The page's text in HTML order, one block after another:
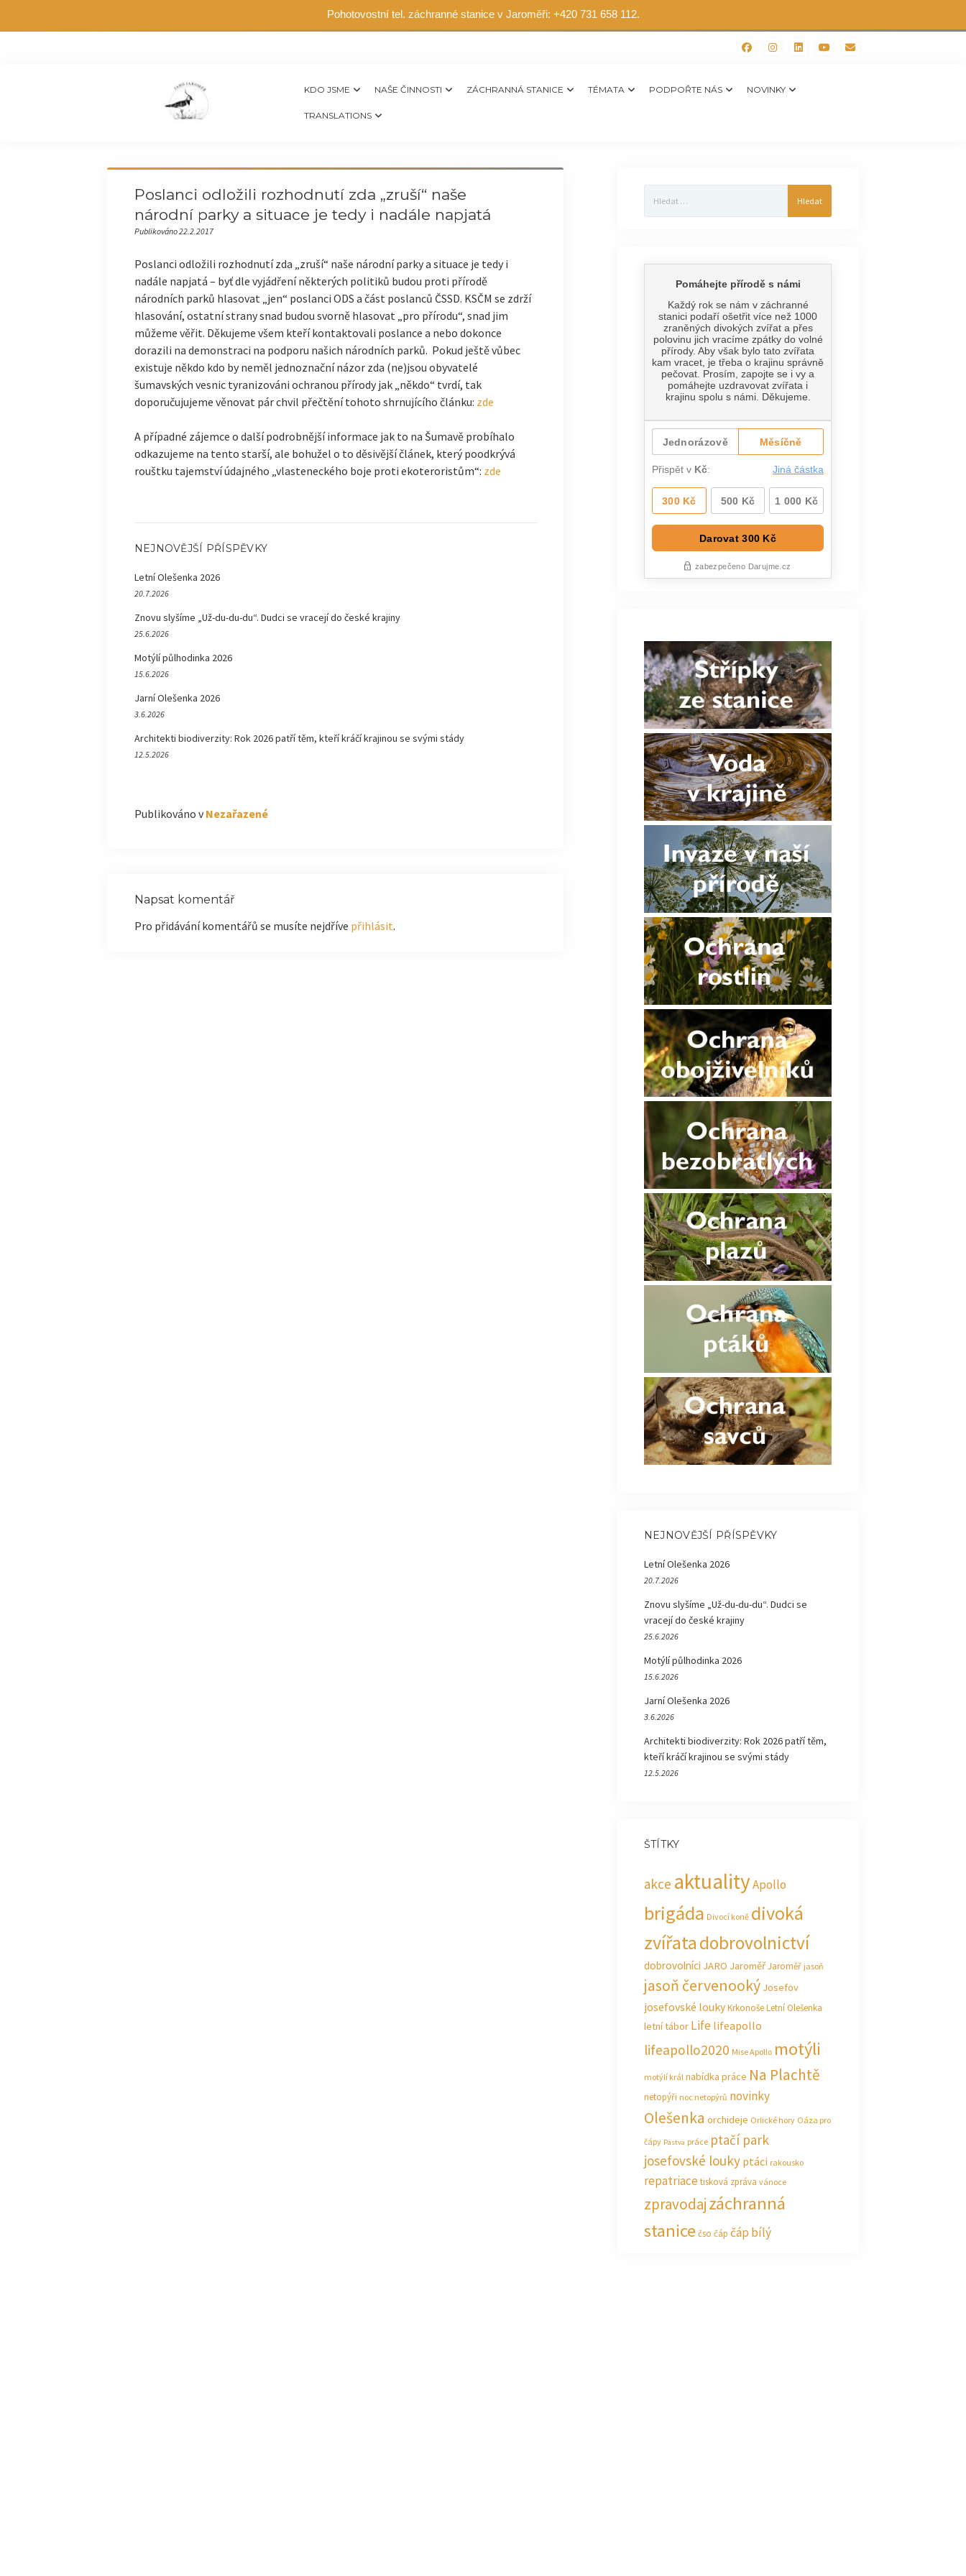
Pohotovostní tel. záchranné stanice v Jaroměři: +420 731 658 112.
KDO JSME NAŠE ČINNOSTI ZÁCHRANNÁ STANICE TÉMATA PODPOŘTE NÁS NOVINKY
TRANSLATIONS
Poslanci odložili rozhodnutí zda „zruší“ naše
národní parky a situace je tedy i nadále napjatá
Publikováno 22.2.2017
Poslanci odložili rozhodnutí zda „zruší“ naše národní parky a situace je tedy i
nadále napjatá – byť dle vyjádření některých politiků budou proti přírodě
národních parků hlasovat „jen“ poslanci ODS a část poslanců ČSSD. KSČM se zdrží
hlasování, ostatní strany snad budou svorně hlasovat „pro přírodu“, snad jim
můžeme věřit. Děkujeme všem kteří kontaktovali poslance a nebo dokonce
dorazili na demonstraci na podporu našich národních parků. Pokud ještě vůbec
existuje někdo kdo by neměl jednoznační názor zda (ne)jsou obyvatelé
šumavských vesnic tyranizováni ochranou přírody jak „někdo“ tvrdí, tak
doporučujujeme věnovat pár chvil přečtění tohoto shrnujícího článku: zde
A případné zájemce o další podrobnější informace jak to na Šumavě probíhalo
odkazujeme na tento starší, ale bohužel o to děsivější článek, který poodkrývá
rouštku tajemství údajného „vlasteneckého boje proti ekoteroristům“: zde
NEJNOVĚJŠÍ PŘÍSPĚVKY
Letní Olešenka 2026
20.7.2026
Znovu slyšíme „Už-du-du-du“. Dudci se vracejí do české krajiny
25.6.2026
Motýlí půlhodinka 2026
15.6.2026
Jarní Olešenka 2026
3.6.2026
Architekti biodiverzity: Rok 2026 patří těm, kteří kráčí krajinou se svými stády
12.5.2026
Publikováno v Nezařazené
Napsat komentář
Pro přidávání komentářů se musíte nejdříve přihlásit.
NEJNOVĚJŠÍ PŘÍSPĚVKY
Letní Olešenka 2026
20.7.2026
Znovu slyšíme „Už-du-du-du“. Dudci se
vracejí do české krajiny
25.6.2026
Motýlí půlhodinka 2026
15.6.2026
Jarní Olešenka 2026
3.6.2026
Architekti biodiverzity: Rok 2026 patří těm,
kteří kráčí krajinou se svými stády
12.5.2026
ŠTÍTKY
akce aktualityApollo
brigáda Divocí koně divoká
zvířatadobrovolnictví
dobrovolníci JARO JaroměřJaroměř jasoň
jasoň červenooký Josefov
josefovské loukyKrkonošeLetní Olešenka
letní tábor Life lifeapollo
lifeapollo2020 Mise Apollo motýli
motýlí král nabídka práce Na Plachtě
netopýři noc netopýrů novinky
Olešenka orchideje Orlické hory Oáza pro
čápy Pastva práce ptačí park
josefovské louky ptáci rakousko
repatriacetisková zpráva vánoce
zpravodajzáchranná
stanice čso čáp čáp bílý